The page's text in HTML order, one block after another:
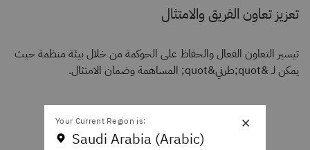
تعزيز تعاون الفريق والامتثال
تيسير التعاون الفعال والحفاظ على الحوكمة من خلال بيئة منظمة حيث
يمكن لـ &quot;طرني&quot; المساهمة وضمان الامتثال.
×
Your Current Region is:
Saudi Arabia (Arabic)